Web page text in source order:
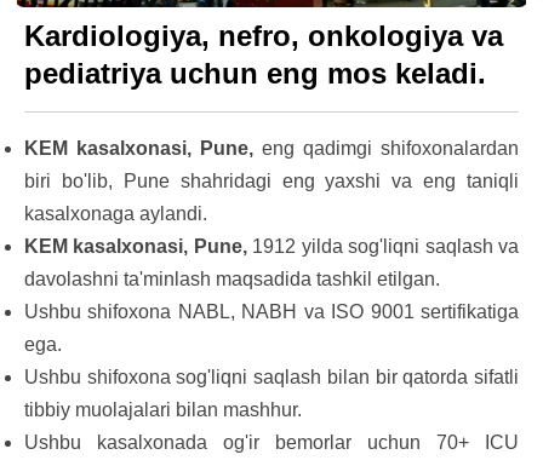
Kardiologiya, nefro, onkologiya va
pediatriya uchun eng mos keladi.
KEM kasalxonasi, Pune, eng qadimgi shifoxonalardan
biri bo'lib, Pune shahridagi eng yaxshi va eng taniqli
kasalxonaga aylandi.
KEM kasalxonasi, Pune,1912 yilda sog'liqni saqlash va
davolashni ta'minlash maqsadida tashkil etilgan.
Ushbu shifoxona NABL, NABH va ISO 9001 sertifikatiga
ega.
Ushbu shifoxona sog'liqni saqlash bilan bir qatorda sifatli
tibbiy muolajalari bilan mashhur.
Ushbu kasalxonada og'ir bemorlar uchun 70+ ICU